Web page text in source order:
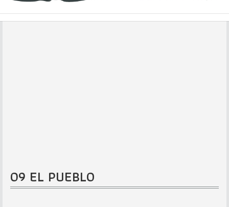
09 EL PUEBLO